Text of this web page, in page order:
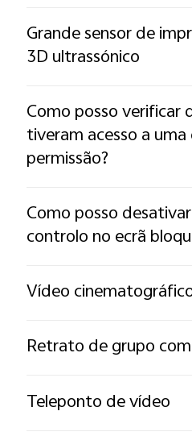
Grande sensor de
3D ultrassónico
Como posso verificar
tiveram acesso a
permissão?
Como posso
controlo no ecrã
Vídeo
Retrato de grupo
Teleponto de vídeo